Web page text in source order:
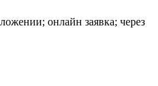
онлайн заявка; через